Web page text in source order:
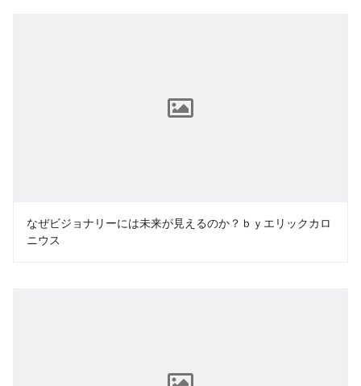
なぜビジョナリーには未来が見えるのか？ｂｙエリックカロ
ニウス